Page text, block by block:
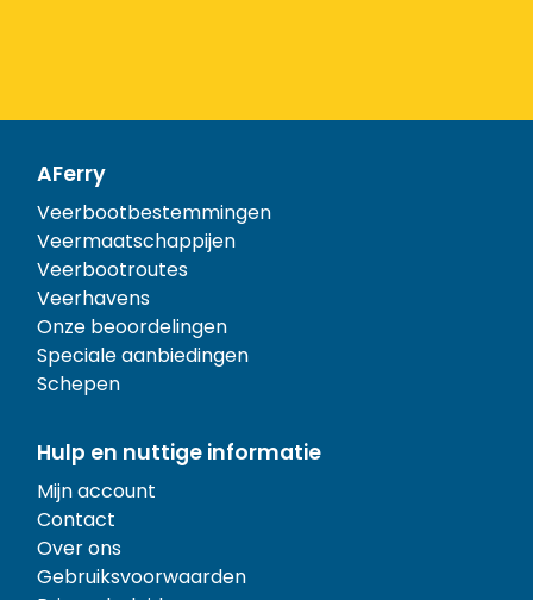
AFerry
Veerbootbestemmingen
Veermaatschappijen
Veerbootroutes
Veerhavens
Onze beoordelingen
Speciale aanbiedingen
Schepen
Hulp en nuttige informatie
Mijn account
Contact
Over ons
Gebruiksvoorwaarden